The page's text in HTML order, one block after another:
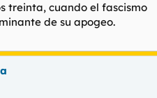
treinta, cuando el fascismo
de su apogeo.